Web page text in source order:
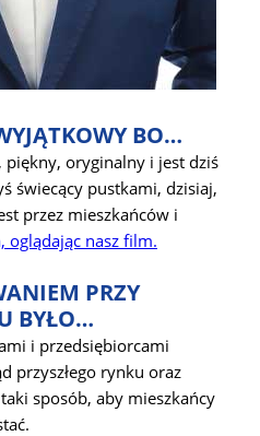
BO…
piękny, oryginalny i jest dziś
świecący pustkami, dzisiaj,
przez mieszkańców i
oglądając nasz film.
PRZY
BYŁO…
i przedsiębiorcami
przyszłego rynku oraz
sposób, aby mieszkańcy